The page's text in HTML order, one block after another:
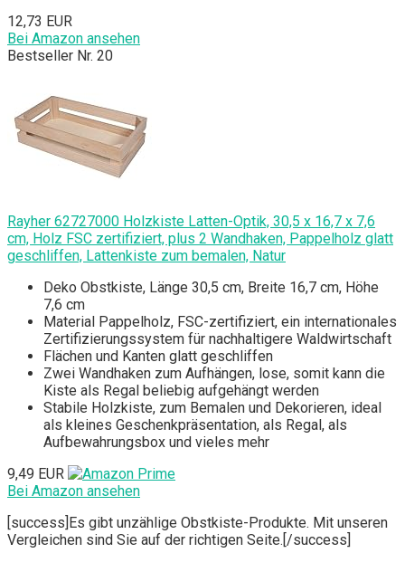
12,73 EUR
Bei Amazon ansehen
Bestseller Nr. 20
Rayher 62727000 Holzkiste Latten-Optik, 30,5 x 16,7 x 7,6
cm, Holz FSC zertifiziert, plus 2 Wandhaken, Pappelholz glatt
geschliffen, Lattenkiste zum bemalen, Natur
Deko Obstkiste, Länge 30,5 cm, Breite 16,7 cm, Höhe
7,6 cm
Material Pappelholz, FSC-zertifiziert, ein internationales
Zertifizierungssystem für nachhaltigere Waldwirtschaft
Flächen und Kanten glatt geschliffen
Zwei Wandhaken zum Aufhängen, lose, somit kann die
Kiste als Regal beliebig aufgehängt werden
Stabile Holzkiste, zum Bemalen und Dekorieren, ideal
als kleines Geschenkpräsentation, als Regal, als
Aufbewahrungsbox und vieles mehr
9,49 EUR
Bei Amazon ansehen
[success]Es gibt unzählige Obstkiste-Produkte. Mit unseren
Vergleichen sind Sie auf der richtigen Seite.[/success]